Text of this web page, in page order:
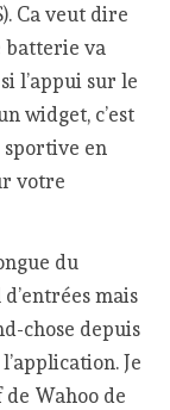
Ca veut dire
batterie va
l’appui sur le
widget, c’est
en
votre
du
mais
chose depuis
Je
de Wahoo de